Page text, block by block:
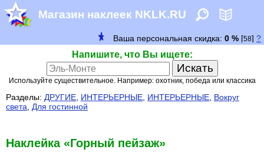
Магазин наклеек NKLK.RU
Напишите, что Вы ищете:
Используйте существительное. Например: охотник, победа или классика
Разделы: ДРУГИЕ ИНТЕРЬЕРНЫЕ ИНТЕРЬЕРНЫЕ Вокруг
света
Для гостинной
Наклейка «Горный пейзаж»